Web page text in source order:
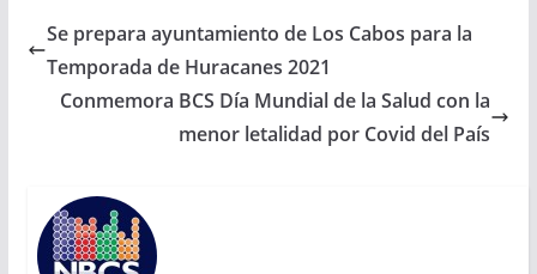
Se prepara ayuntamiento de Los Cabos para la
Temporada de Huracanes 2021
Conmemora BCS Día Mundial de la Salud con la
menor letalidad por Covid del País